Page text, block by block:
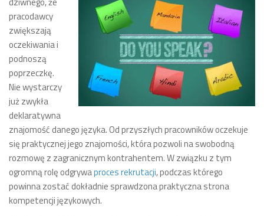
pracodawcy
zwiększają
oczekiwania i
podnoszą
poprzeczkę.
Nie wystarczy
już zwykła
deklaratywna
znajomość danego języka. Od przyszłych pracowników oczekuje
się praktycznej jego znajomości, która pozwoli na swobodną
rozmowę z zagranicznym kontrahentem. W związku z tym
ogromną rolę odgrywaproces rekrutacji, podczas którego
powinna zostać dokładnie sprawdzona praktyczna strona
kompetencji językowych.